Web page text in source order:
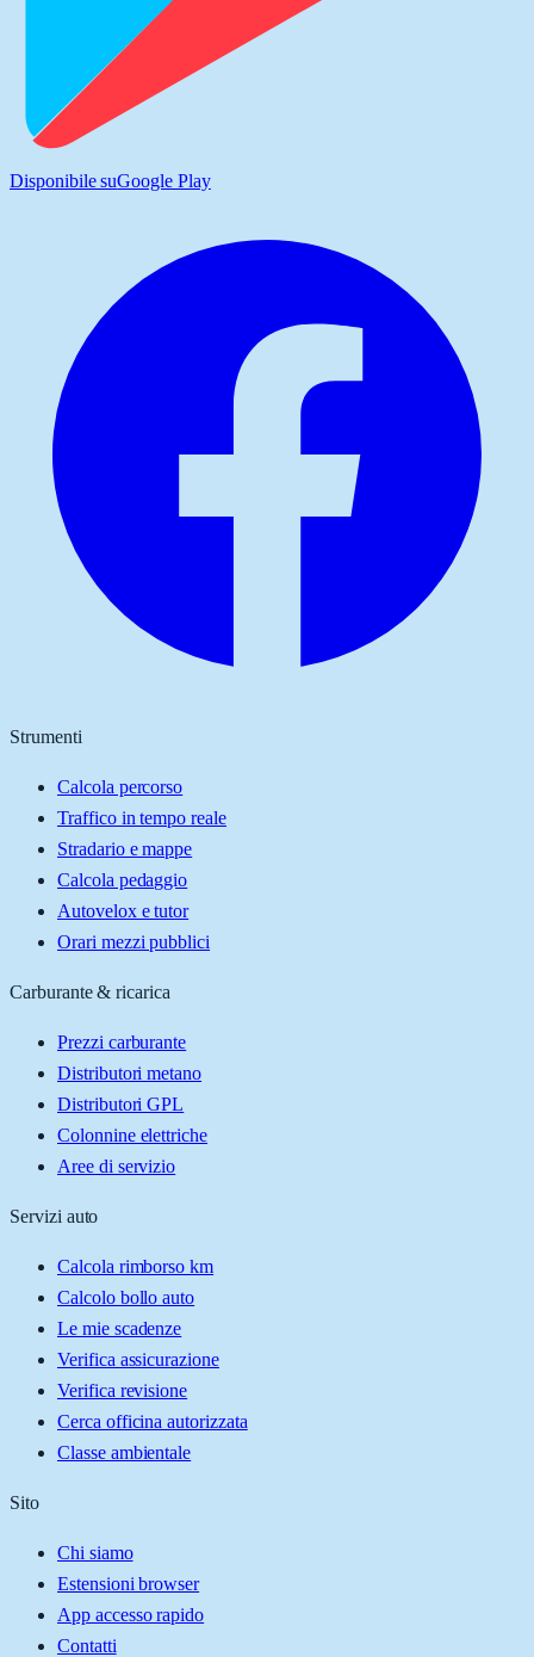
Disponibile suGoogle Play
Strumenti
Calcola percorso
Traffico in tempo reale
Stradario e mappe
Calcola pedaggio
Autovelox e tutor
Orari mezzi pubblici
Carburante & ricarica
Prezzi carburante
Distributori metano
Distributori GPL
Colonnine elettriche
Aree di servizio
Servizi auto
Calcola rimborso km
Calcolo bollo auto
Le mie scadenze
Verifica assicurazione
Verifica revisione
Cerca officina autorizzata
Classe ambientale
Sito
Chi siamo
Estensioni browser
App accesso rapido
Contatti